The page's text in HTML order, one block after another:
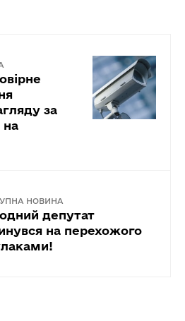
за
на
НОВИНА
депутат
на перехожого